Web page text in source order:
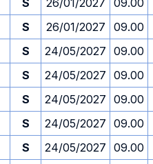
S 26/01/2027 09.00
S 26/01/2027 09.00
S 24/05/2027 09.00
S 24/05/2027 09.00
S 24/05/2027 09.00
S 24/05/2027 09.00
S 24/05/2027 09.00